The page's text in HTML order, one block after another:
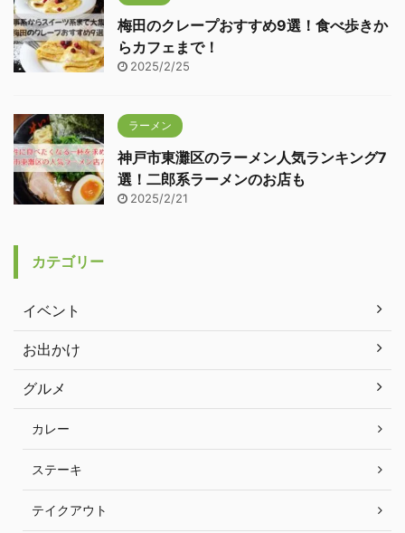
梅田のクレープおすすめ9選！食べ歩きか
らカフェまで！
2025/2/25
ラーメン
神戸市東灘区のラーメン人気ランキング7
選！二郎系ラーメンのお店も
2025/2/21
カテゴリー
イベント
お出かけ
グルメ
カレー
ステーキ
テイクアウト